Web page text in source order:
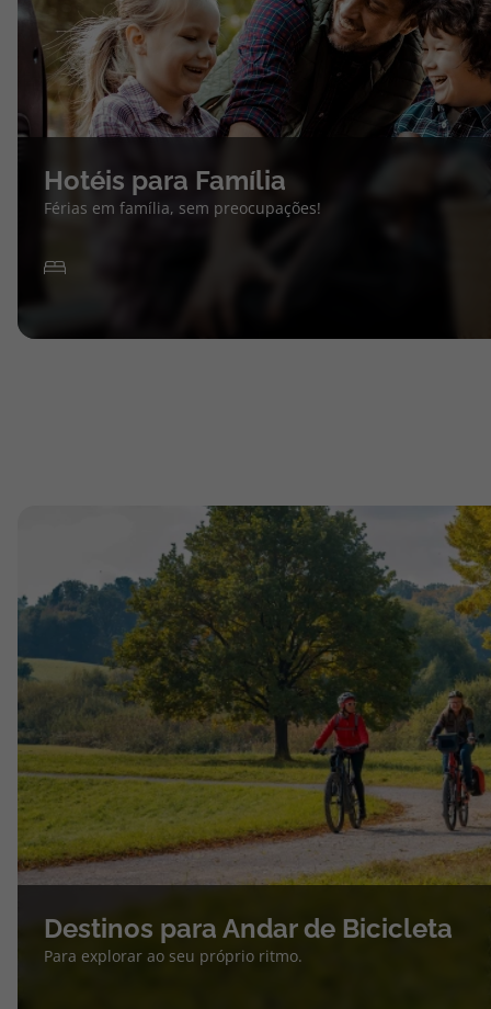
Hotéis para Família
Férias em família, sem preocupações!
Destinos para Andar de Bicicleta
Para explorar ao seu próprio ritmo.